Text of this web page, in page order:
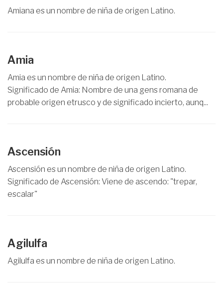
Amiana es un nombre de niña de origen Latino.
Amia
Amia es un nombre de niña de origen Latino.
Significado de Amia: Nombre de una gens romana de
probable origen etrusco y de significado incierto, aunq...
Ascensión
Ascensión es un nombre de niña de origen Latino.
Significado de Ascensión: Viene de ascendo: "trepar,
escalar"
Agilulfa
Agilulfa es un nombre de niña de origen Latino.